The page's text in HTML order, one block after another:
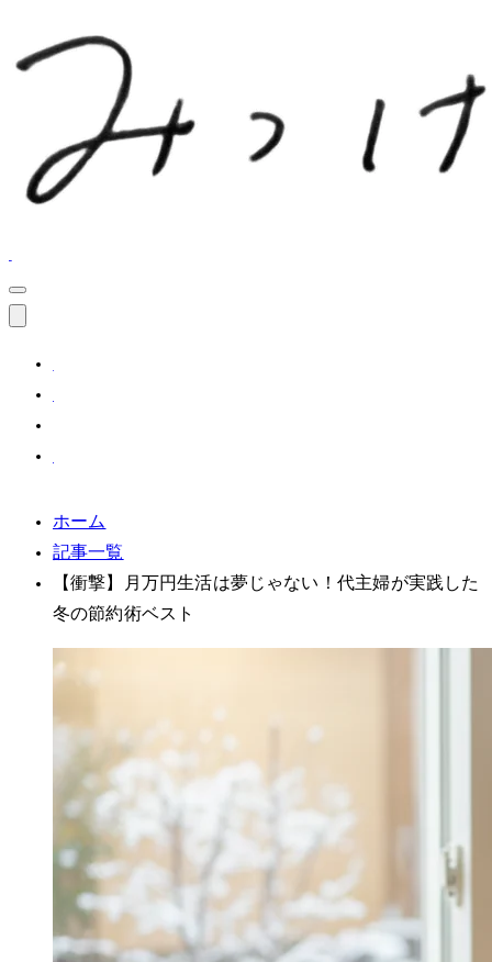
ホーム
記事一覧
【衝撃】月5万円生活は夢じゃない！40代主婦が実践した
冬の節約術ベスト5